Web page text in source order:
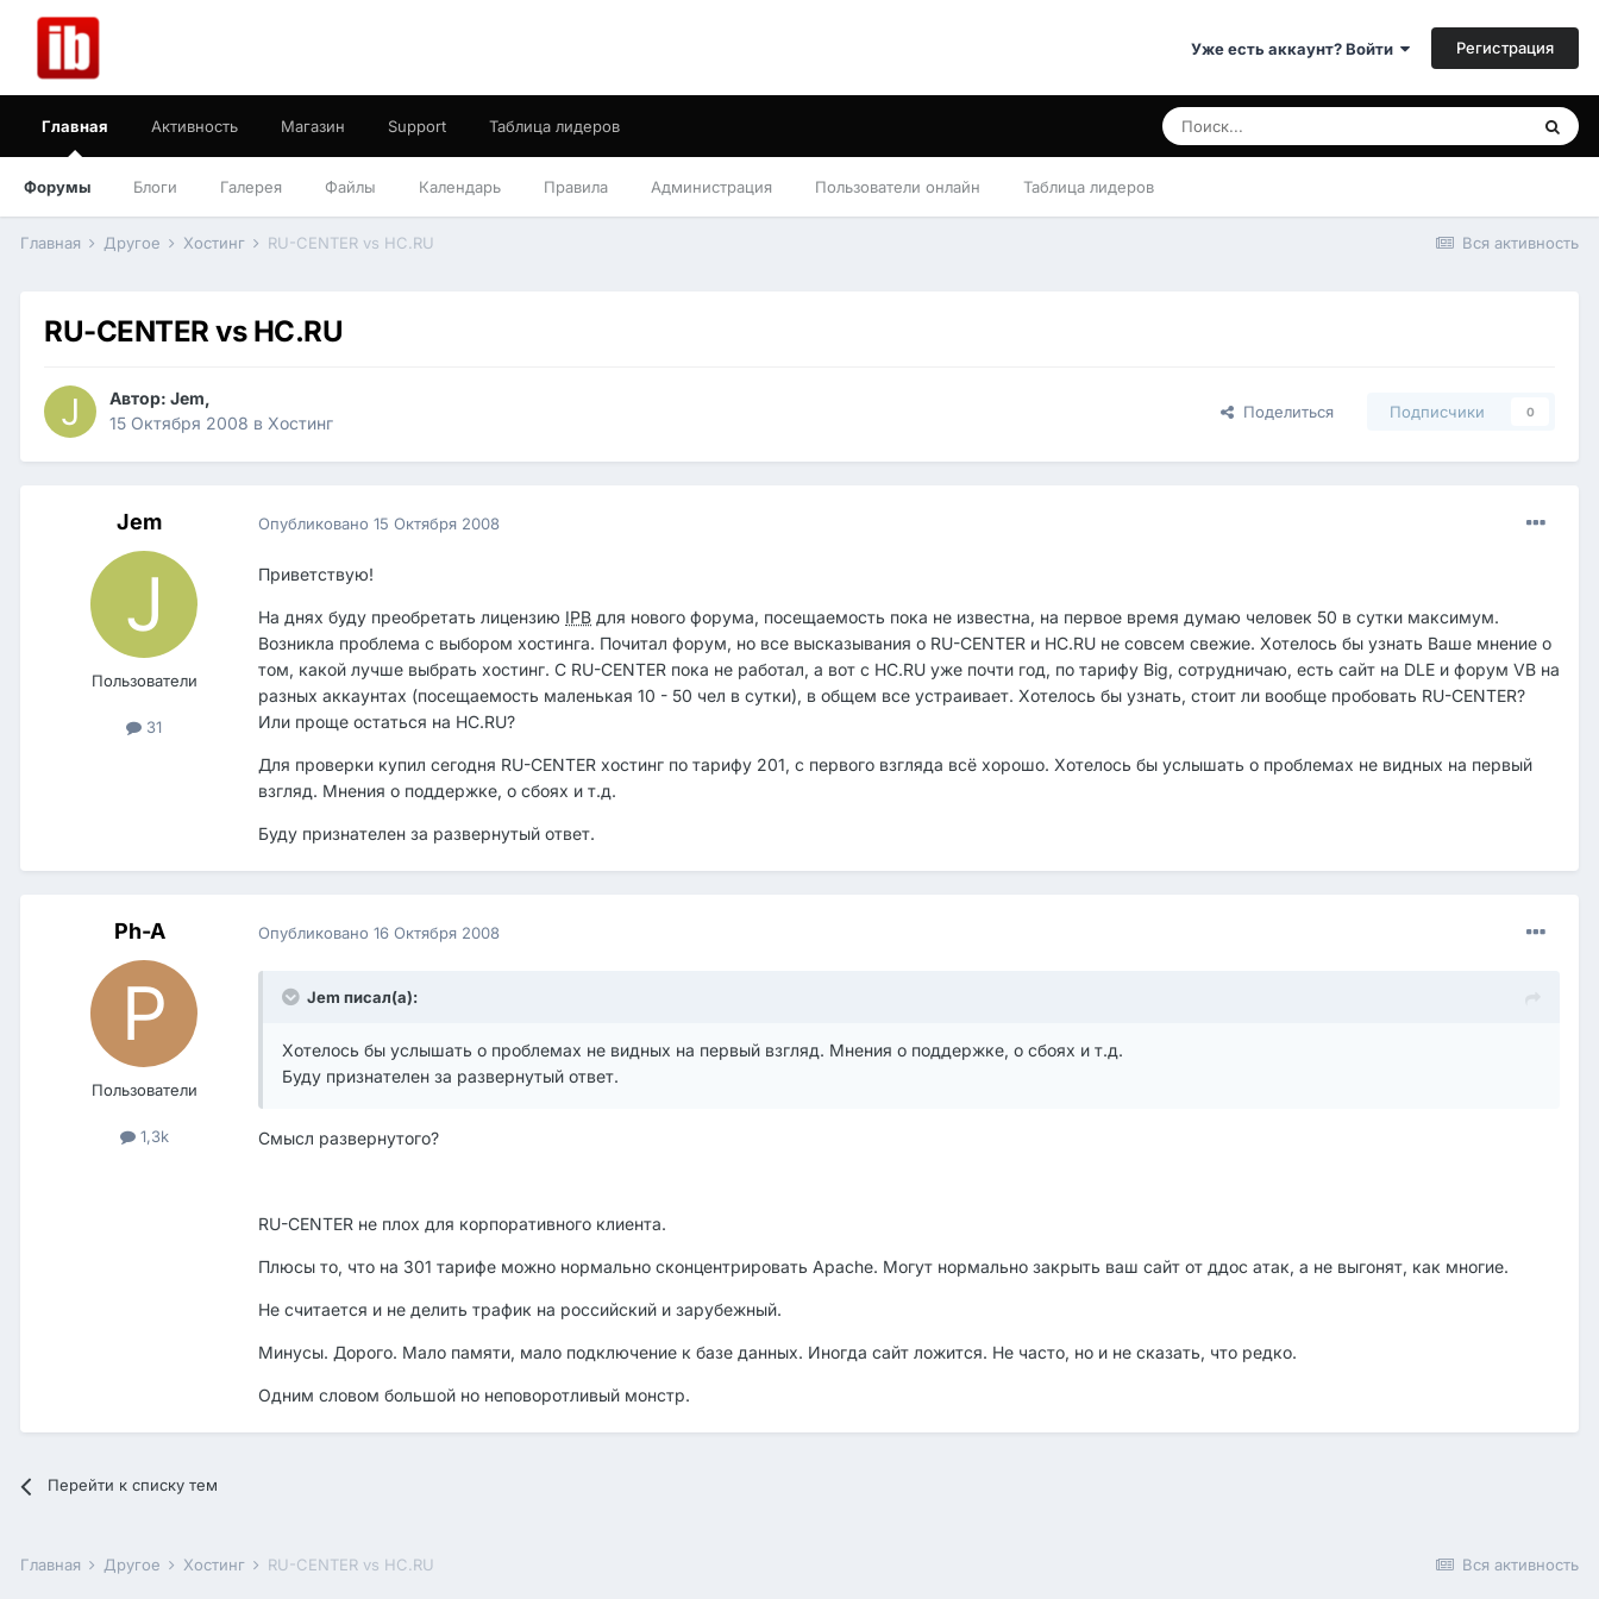
Уже есть аккаунт? Войти Регистрация
Главная
Форумы Блоги Галерея Файлы Календарь Правила Администрация Пользователи онлайн Таблица лидеров
Активность Магазин Support Таблица лидеров
Вся активность
Главная Другое Хостинг RU-CENTER vs HC.RU
RU-CENTER vs HC.RU
Автор: Jem,
15 Октября 2008 в Хостинг
Поделиться Подписчики 0
Jem
Пользователи
31
Опубликовано 15 Октября 2008
Приветствую!
На днях буду преобретать лицензию IPB для нового форума, посещаемость пока не известна, на первое время думаю человек 50 в сутки максимум.
Возникла проблема с выбором хостинга. Почитал форум, но все высказывания о RU-CENTER и HC.RU не совсем свежие. Хотелось бы узнать Ваше мнение о
том, какой лучше выбрать хостинг. С RU-CENTER пока не работал, а вот с HC.RU уже почти год, по тарифу Big, сотрудничаю, есть сайт на DLE и форум VB на
разных аккаунтах (посещаемость маленькая 10 - 50 чел в сутки), в общем все устраивает. Хотелось бы узнать, стоит ли вообще пробовать RU-CENTER?
Или проще остаться на HC.RU?
Для проверки купил сегодня RU-CENTER хостинг по тарифу 201, с первого взгляда всё хорошо. Хотелось бы услышать о проблемах не видных на первый
взгляд. Мнения о поддержке, о сбоях и т.д.
Буду признателен за развернутый ответ.
Ph-A
Пользователи
1,3k
Опубликовано 16 Октября 2008
Jem писал(а):
Хотелось бы услышать о проблемах не видных на первый взгляд. Мнения о поддержке, о сбоях и т.д.
Буду признателен за развернутый ответ.
Смысл развернутого?
RU-CENTER не плох для корпоративного клиента.
Плюсы то, что на 301 тарифе можно нормально сконцентрировать Apache. Могут нормально закрыть ваш сайт от ддос атак, а не выгонят, как многие.
Не считается и не делить трафик на российский и зарубежный.
Минусы. Дорого. Мало памяти, мало подключение к базе данных. Иногда сайт ложится. Не часто, но и не сказать, что редко.
Одним словом большой но неповоротливый монстр.
Перейти к списку тем
Вся активность
Главная Другое Хостинг RU-CENTER vs HC.RU